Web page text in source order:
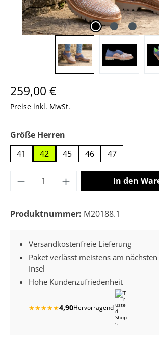
Regulärer Preis:
259,00 €
Preise inkl. MwSt.
Größe Herren
41
42 45 46 47
Produkt Anzahl: Gib den
In den
Produktnummer: M20188.1
Versandkostenfreie Lieferung
Paket verlässt meistens am
Insel
Hohe Kundenzufriedenheit
★★★★★4,90Hervorragend